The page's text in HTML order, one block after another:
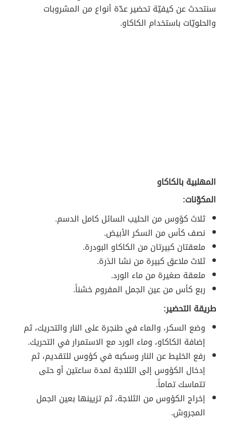
سنتحدث عن كيفيّة تحضير عدّة أنواع من المشروبات
والحلويّات باستخدام الكاكاو.
المهلبية بالكاكاو
المكوّنات:
ثلاث كؤوس من الحليب السائل كامل الدسم.
نصف كأس من السكر الأبيض.
ملعقتان كبيرتان من الكاكاو البودرة.
ثلاث ملاعق كبيرة من نشا الذرة.
ملعقة صغيرة من ماء الورد.
ربع كأس من عين الجمل المفروم خشناً.
طريقة التحضير:
وضع السكر، والماء في طنجرة على النار والتحريك، ثم
إضافة الكاكاو، وماء الورد مع الاستمرار في التحريك.
رفع الخليط عن النار وسكبه في كؤوس للتقديم، ثم
إدخال الكؤوس إلى الثلاجة لمدة ساعتين أو حتى
تتماسك تماماً.
إخراج الكؤوس من الثلاجة، ثم تزيينها بعين الجمل
المجروش.